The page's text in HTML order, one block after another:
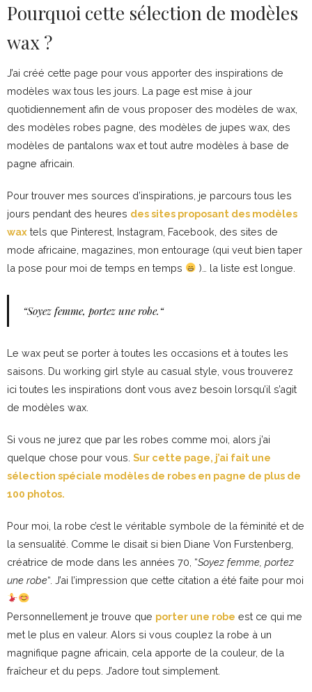
Pourquoi cette sélection de modèles
wax ?
J’ai créé cette page pour vous apporter des inspirations de
modèles wax tous les jours. La page est mise à jour
quotidiennement afin de vous proposer des modèles de wax,
des modèles robes pagne, des modèles de jupes wax, des
modèles de pantalons wax et tout autre modèles à base de
pagne africain.
Pour trouver mes sources d’inspirations, je parcours tous les
jours pendant des heures des sites proposant des modèles
wax tels que Pinterest, Instagram, Facebook, des sites de
mode africaine, magazines, mon entourage (qui veut bien taper
la pose pour moi de temps en temps
)… la liste est longue.
“Soyez femme, portez une robe. “
Le wax peut se porter à toutes les occasions et à toutes les
saisons. Du working girl style au casual style, vous trouverez
ici toutes les inspirations dont vous avez besoin lorsqu’il s’agit
de modèles wax.
Si vous ne jurez que par les robes comme moi, alors j’ai
quelque chose pour vous. Sur cette page, j’ai fait une
sélection spéciale modèles de robes en pagne de plus de
100 photos.
Pour moi, la robe c’est le véritable symbole de la féminité et de
la sensualité. Comme le disait si bien Diane Von Furstenberg,
créatrice de mode dans les années 70, “Soyez femme, portez
une robe“. J’ai l’impression que cette citation a été faite pour moi
Personnellement je trouve que porter une robe est ce qui me
met le plus en valeur. Alors si vous couplez la robe à un
magnifique pagne africain, cela apporte de la couleur, de la
fraîcheur et du peps. J’adore tout simplement.